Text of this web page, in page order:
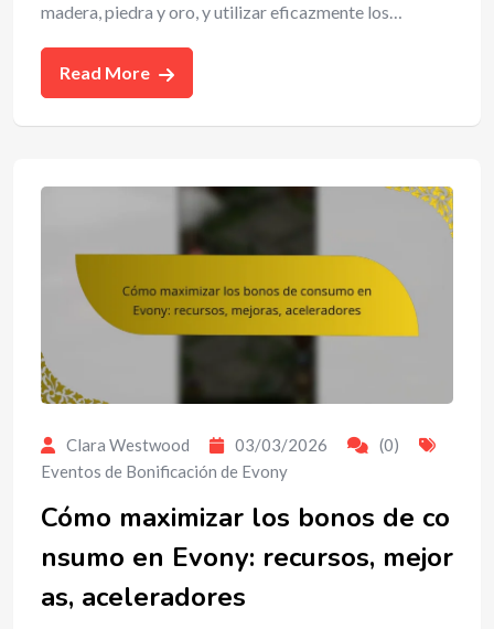
madera, piedra y oro, y utilizar eficazmente los…
Read More
Clara Westwood 03/03/2026
(0)
Eventos de Bonificación de Evony
Cómo maximizar los bonos de co
nsumo en Evony: recursos, mejor
as, aceleradores